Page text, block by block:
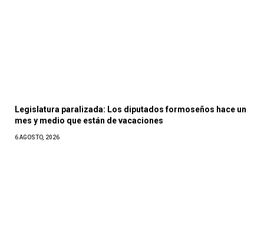
Legislatura paralizada: Los diputados formoseños hace un
mes y medio que están de vacaciones
6 AGOSTO, 2026